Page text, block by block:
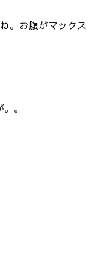
。 お腹がマックス
。